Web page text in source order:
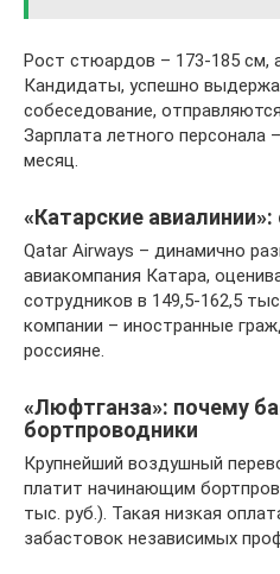
Рост стюардов – 173-185 см,
Кандидаты, успешно
собеседование,
Зарплата летного персонала
месяц.
«Катарские
Qatar Airways – динамично
авиакомпания Катара,
сотрудников в 149,5-162,5
компании – иностранные
россияне.
«Люфтганза»: почему
бортпроводники
Крупнейший воздушный
платит начинающим
тыс. руб.). Такая низкая
забастовок независимых